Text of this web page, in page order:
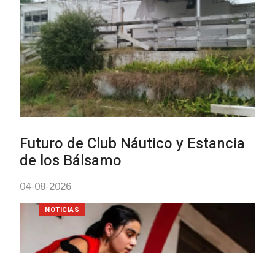
01-08-2026